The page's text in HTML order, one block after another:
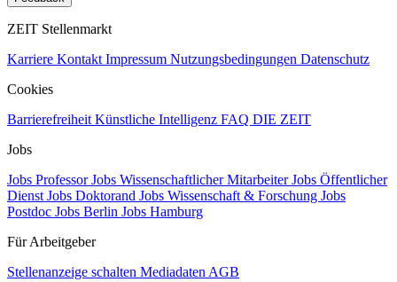
ZEIT Stellenmarkt
Karriere Kontakt Impressum Nutzungsbedingungen Datenschutz
Cookies
Barrierefreiheit Künstliche Intelligenz FAQ DIE ZEIT
Jobs
Jobs ProfessorJobs Wissenschaftlicher MitarbeiterJobs Öffentlicher
Dienst Jobs Doktorand Jobs Wissenschaft & Forschung Jobs
Postdoc Jobs Berlin Jobs Hamburg
Für Arbeitgeber
Stellenanzeige schalten Mediadaten AGB